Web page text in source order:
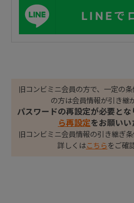
LINEで
旧コンビミニ会員の方で、一定の
の方は会員情報が引き継
パスワードの再設定が必要とな
ら再設定をお願いい
旧コンビミニ会員情報の引き継ぎ条
詳しくはこちら をご確